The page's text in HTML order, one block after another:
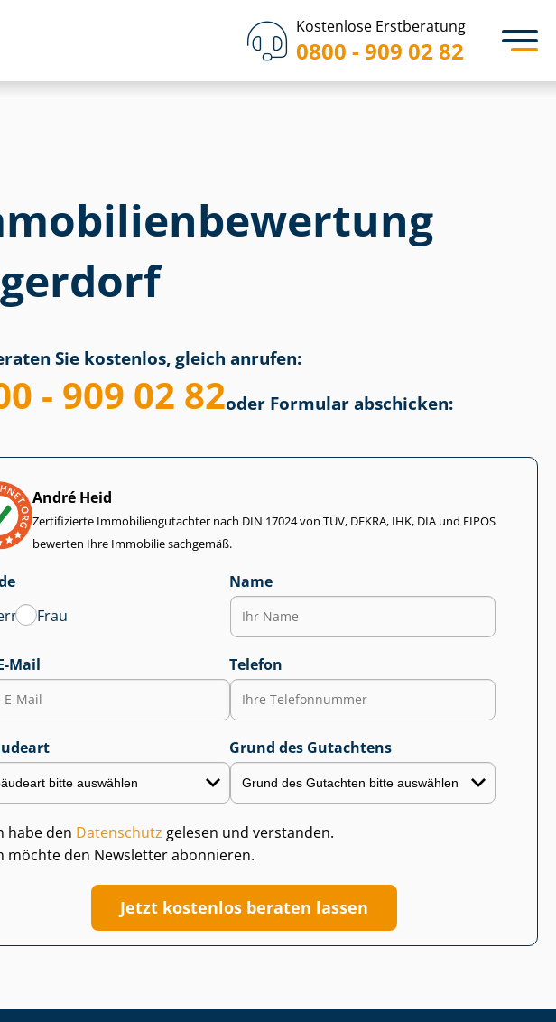
Kostenlose Erstberatung
0800 - 909 02 82
Sie kostenlos, gleich anrufen:
- 909 02 82oder Formular abschicken:
André Heid
Zertifizierte Im­mo­bi­li­en­gut­ach­ter nach DIN 17024 von TÜV, DEKRA, IHK, DIA und EIPOS
bewerten Ihre Immobilie sachgemäß.
Frau
Name
Mail Telefon
Grund des Gutachtens
habe den Datenschutz gelesen und verstanden.
möchte den Newsletter abonnieren.
Jetzt kostenlos beraten lassen